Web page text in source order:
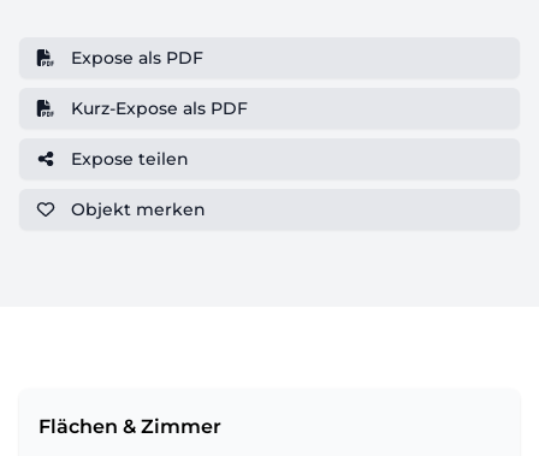
Expose als PDF
Kurz-Expose als PDF
Expose teilen
Objekt merken
Flächen & Zimmer